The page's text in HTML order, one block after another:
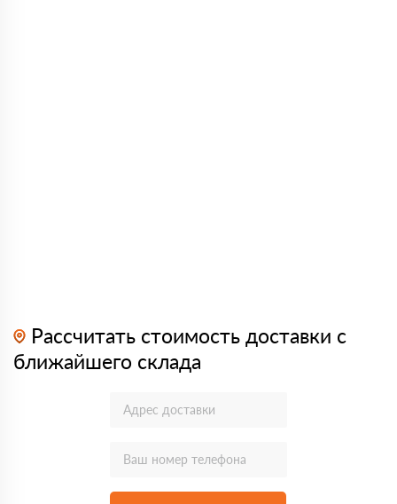
Рассчитать стоимость доставки с
ближайшего склада